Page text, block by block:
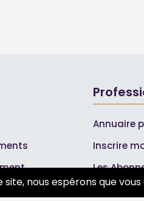
?
Annuaire
Inscrire
Les
site, nous espérons que